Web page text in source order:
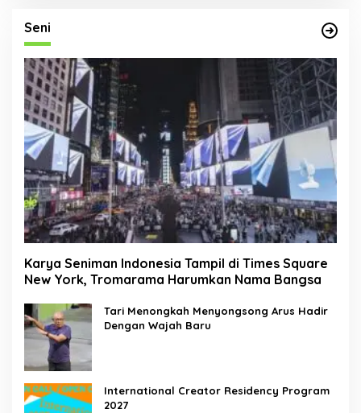
Seni
Karya Seniman Indonesia Tampil di Times Square
New York, Tromarama Harumkan Nama Bangsa
Tari Menongkah Menyongsong Arus Hadir
Dengan Wajah Baru
International Creator Residency Program
2027